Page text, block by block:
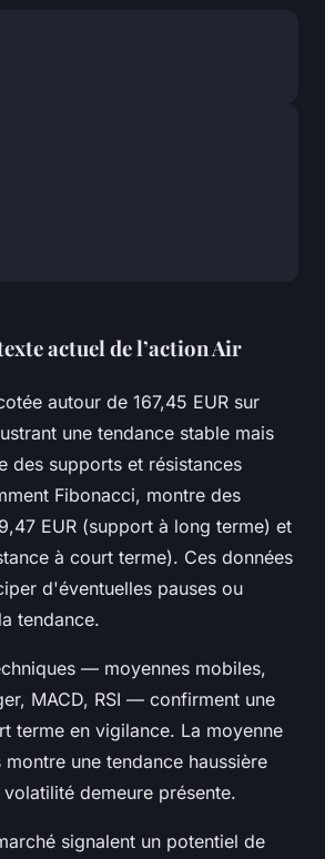
actuel de l’action Air
autour de 167,45 EUR sur
une tendance stable mais
des supports et résistances
Fibonacci, montre des
EUR (support à long terme) et
à court terme). Ces données
d'éventuelles pauses ou
tendance.
— moyennes mobiles,
MACD, RSI — confirment une
terme en vigilance. La moyenne
une tendance haussière
demeure présente.
signalent un potentiel de